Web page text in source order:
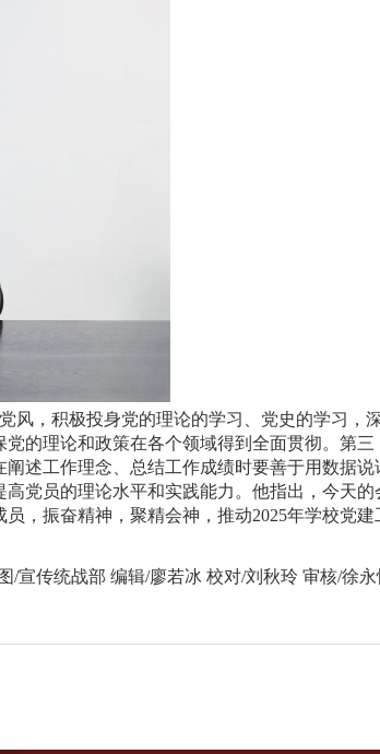
风，积极投身党的理论的学习、党史的学习，
的理论和政策在各个领域得到全面贯彻。第三
述工作理念、总结工作成绩时要善于用数据说
党员的理论水平和实践能力。他指出，今天的
，振奋精神，聚精会神，推动2025年学校党
图/宣传统战部 编辑/廖若冰 校对/刘秋玲 审核/徐永